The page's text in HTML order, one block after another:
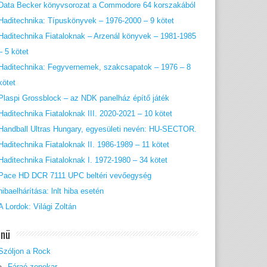
Becker könyvsorozat a Commodore 64 korszakából
Típuskönyvek – 1976-2000 – 9 kötet
Fiataloknak – Arzenál könyvek – 1981-1985
5 kötet
Fegyvernemek, szakcsapatok – 1976 – 8
Grossblock – az NDK panelház építő játék
Fiataloknak III. 2020-2021 – 10 kötet
Ultras Hungary, egyesületi nevén: HU-SECTOR.
Fiataloknak II. 1986-1989 – 11 kötet
Fiataloknak I. 1972-1980 – 34 kötet
HD DCR 7111 UPC beltéri vevőegység
lnlt hiba esetén
Lordok: Világi Zoltán
a Rock